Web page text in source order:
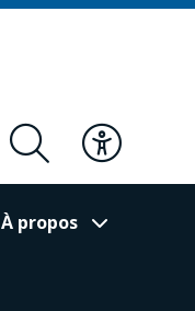
À propos